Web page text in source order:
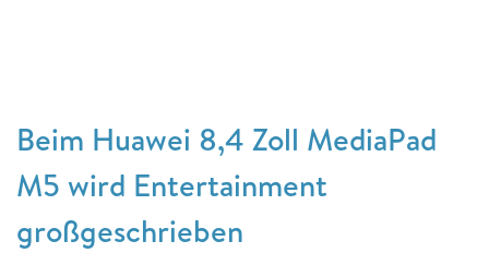
Beim Huawei 8,4 Zoll MediaPad
M5 wird Entertainment
großgeschrieben